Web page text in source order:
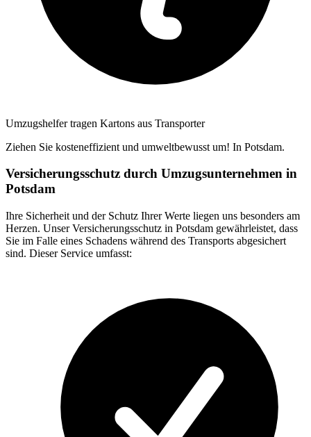
Umzugshelfer tragen Kartons aus Transporter
Ziehen Sie kosteneffizient und umweltbewusst um! In Potsdam.
Versicherungsschutz durch Umzugsunternehmen in
Potsdam
Ihre Sicherheit und der Schutz Ihrer Werte liegen uns besonders am
Herzen. Unser Versicherungsschutz in Potsdam gewährleistet, dass
Sie im Falle eines Schadens während des Transports abgesichert
sind. Dieser Service umfasst: